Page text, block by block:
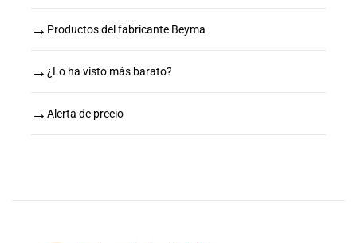
→ Productos del fabricante Beyma
→ ¿Lo ha visto más barato?
→ Alerta de precio